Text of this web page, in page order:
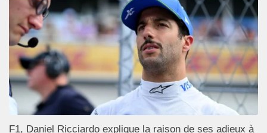
F1, Daniel Ricciardo explique la raison de ses adieux à